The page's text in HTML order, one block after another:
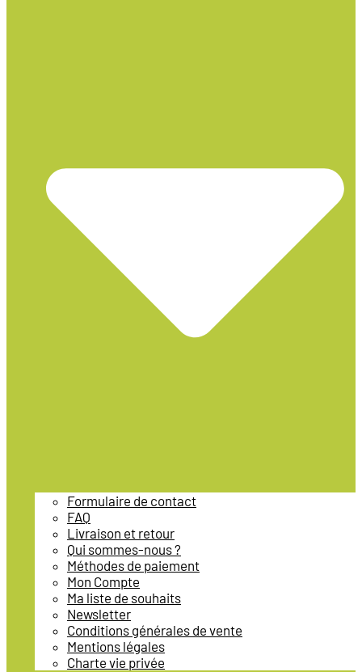
Formulaire de contact
FAQ
Livraison et retour
Qui sommes-nous ?
Méthodes de paiement
Mon Compte
Ma liste de souhaits
Newsletter
Conditions générales de vente
Mentions légales
Charte vie privée